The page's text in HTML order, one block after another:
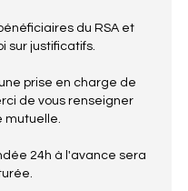
du RSA et
sur justificatifs.
prise en charge de
de vous renseigner
mutuelle.
24h à l'avance sera